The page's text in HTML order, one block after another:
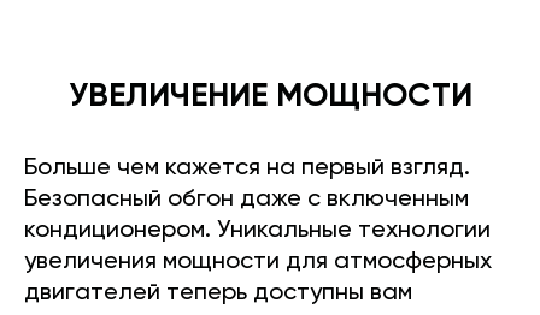
УВЕЛИЧЕНИЕ МОЩНОСТИ
Больше чем кажется на первый взгляд.
Безопасный обгон даже с включенным
кондиционером. Уникальные технологии
увеличения мощности для атмосферных
двигателей теперь доступны вам